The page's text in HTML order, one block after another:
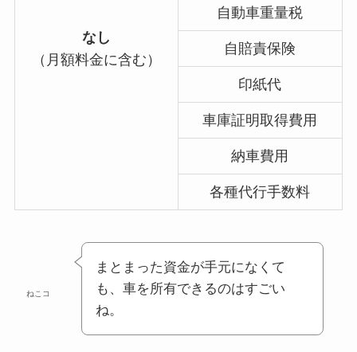
なし
（月額料金に含む）
自動車重量税
自賠責保険
印紙代
車庫証明取得費用
納車費用
各種代行手数料
ねこコ
まとまった資金が手元になくて
も、車を所有できるのはすごい
ね。